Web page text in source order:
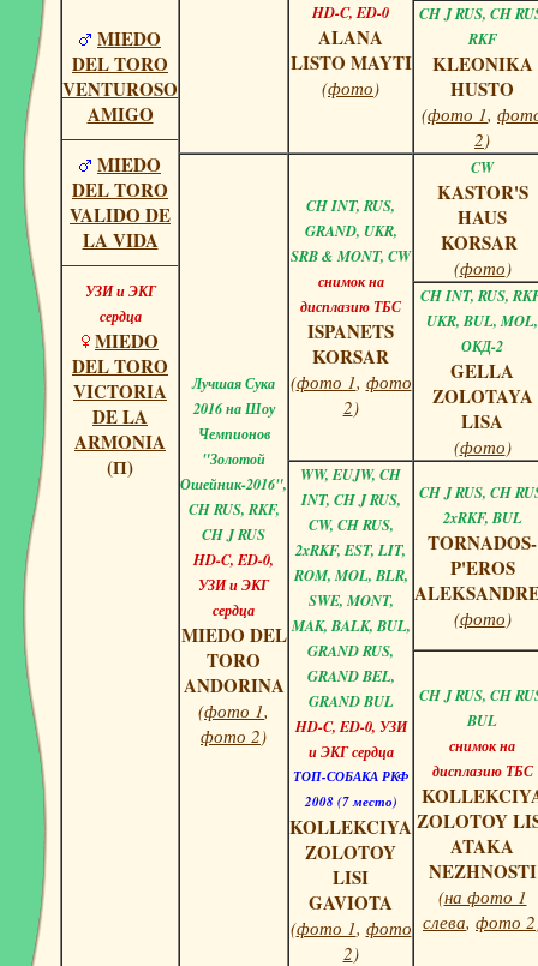
MIEDO
DEL TORO
VENTUROSO
AMIGO
MIEDO
DEL TORO
VALIDO DE
LA VIDA
УЗИ и ЭКГ
сердца
MIEDO
DEL TORO
VICTORIA
DE LA
ARMONIA
(П)
HD-C, ED-0
ALANA
LISTO MAYTI
(фото)
CH J RUS, CH
RKF
KLEONIKA
HUSTO
(фото 1,
2)
Лучшая Сука
2016 на Шоу
Чемпионов
"Золотой
Ошейник-2016",
CH RUS, RKF,
CH J RUS
HD-C, ED-0,
УЗИ и ЭКГ
сердца
MIEDO DEL
TORO
ANDORINA
(фото 1,
фото 2)
CH INT, RUS,
GRAND, UKR,
SRB & MONT, CW
снимок на
дисплазию ТБС
ISPANETS
KORSAR
(фото 1, фото
2)
CW
KASTOR'S
HAUS
KORSAR
(фото)
CH INT, RUS,
UKR, BUL, MOL,
ОКД-2
GELLA
ZOLOTAYA
LISA
(фото)
WW, EUJW, CH
INT, CH J RUS,
CW, CH RUS,
2xRKF, EST, LIT,
ROM, MOL, BLR,
SWE, MONT,
MAK, BALK, BUL,
GRAND RUS,
GRAND BEL,
GRAND BUL
HD-C, ED-0, УЗИ
и ЭКГ сердца
ТОП-СОБАКА РКФ
2008 (7 место)
KOLLEKCIYA
ZOLOTOY
LISI
GAVIOTA
(фото 1, фото
2)
CH J RUS, CH
2xRKF, BUL
TORNADOS-
P'EROS
(фото)
CH J RUS, CH
BUL
снимок на
дисплазию ТБС
ZOLOTOY
ATAKA
NEZHNOSTI
(на фото 1
слева, фото 2